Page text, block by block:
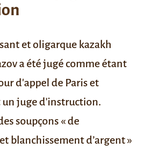
et oligarque kazakh
a été jugé comme étant
d'appel de Paris et
un juge d'instruction.
soupçons « de
blanchissement d’argent »